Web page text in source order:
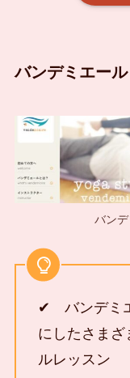
バンデミエー
バン
✔ バンデミ
にしたさま
ルレッスン